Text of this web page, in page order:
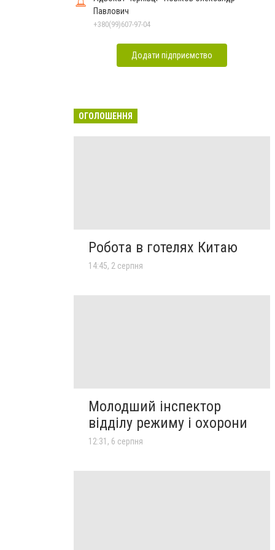
Павлович
+380(99)607-97-04
Додати підприємство
ОГОЛОШЕННЯ
Робота в готелях Китаю
14:45, 2 серпня
Молодший інспектор
відділу режиму і охорони
12:31, 6 серпня